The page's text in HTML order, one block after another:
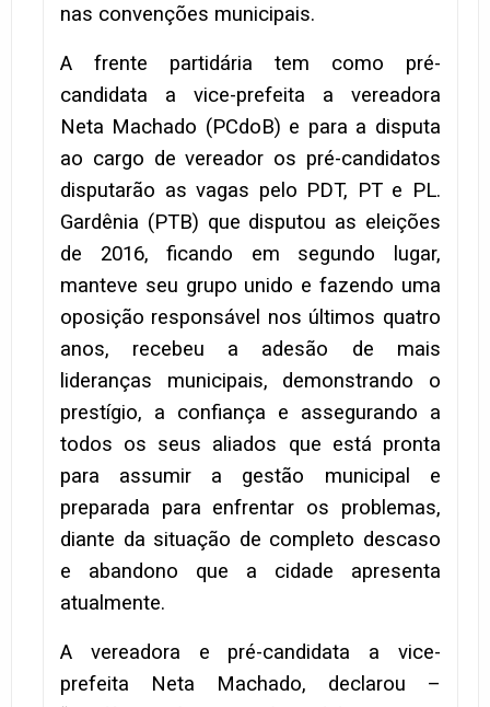
nas convenções municipais.
A frente partidária tem como pré-
candidata a vice-prefeita a vereadora
Neta Machado (PCdoB) e para a disputa
ao cargo de vereador os pré-candidatos
disputarão as vagas pelo PDT, PT e PL.
Gardênia (PTB) que disputou as eleições
de 2016, ficando em segundo lugar,
manteve seu grupo unido e fazendo uma
oposição responsável nos últimos quatro
anos, recebeu a adesão de mais
lideranças municipais, demonstrando o
prestígio, a confiança e assegurando a
todos os seus aliados que está pronta
para assumir a gestão municipal e
preparada para enfrentar os problemas,
diante da situação de completo descaso
e abandono que a cidade apresenta
atualmente.
A vereadora e pré-candidata a vice-
prefeita Neta Machado, declarou –